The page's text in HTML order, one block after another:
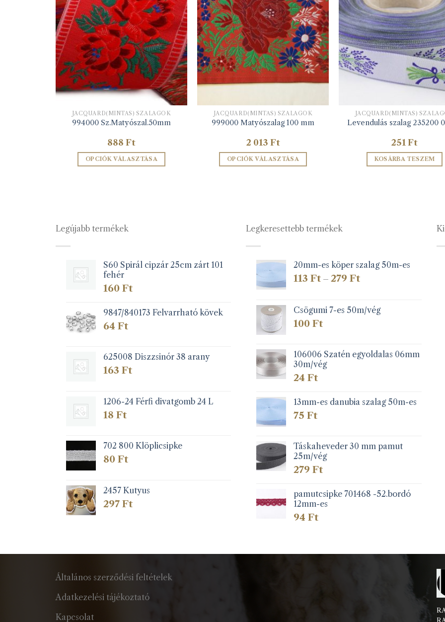
JACQUARD(MINTÁS) SZALAGOK
994000 Sz.Matyószal.50mm
888 Ft
OPCIÓK VÁLASZTÁSA
van.
a
termékoldalon
választhatók
JACQUARD(MINTÁS) SZALAGOK
999000 Matyószalag 100 mm
2 013 Ft
OPCIÓK VÁLASZTÁSA
van.
a
termékoldalon
választhatók
JACQUARD(MINTÁS)
Levendulás szalag 235200
251 Ft
KOSÁRBA TESZEM
Legújabb termékek
S60 Spirál cipzár 25cm zárt 101
fehér
160 Ft
9847/840173 Felvarrható kövek
64 Ft
625008 Diszzsinór 38 arany
163 Ft
1206-24 Férfi divatgomb 24 L
18 Ft
702 800 Klöplicsipke
80 Ft
2457 Kutyus
297 Ft
Legkeresettebb termékek
20mm-es köper szalag 50m-es
113Ft – 279FtÁrtartomány:
279 Ft
Csögumi 7-es 50m/vég
100Ft
106006 Szatén egyoldalas 06mm
30m/vég
24Ft
13mm-es danubia szalag 50m-es
75Ft
Táskaheveder 30 mm pamut
25m/vég
279Ft
pamutcsipke 701468 -52.bordó
12mm-es
94Ft
Általános szerződési feltételek
Adatkezelési tájékoztató
Kapcsolat